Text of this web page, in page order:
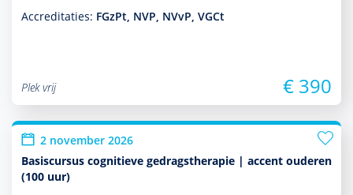
Accreditaties: FGzPt, NVP, NVvP, VGCt
Plek vrij € 390
2 november 2026
Basiscursus cognitieve gedragstherapie | accent ouderen
(100 uur)